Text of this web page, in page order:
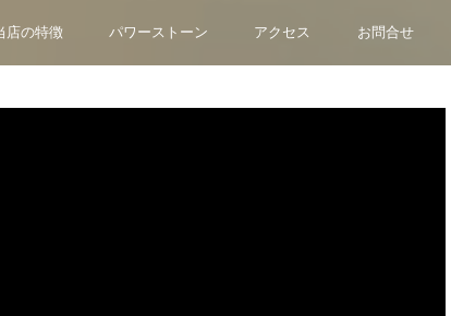
店の特徴 パワーストーン アクセス お問合せ